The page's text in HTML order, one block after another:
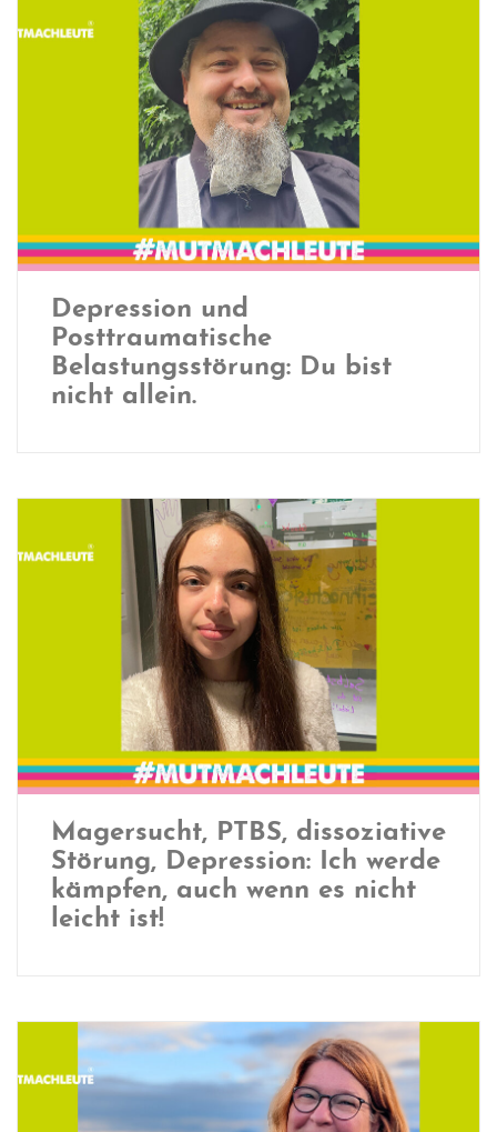
Depression und
Posttraumatische
Belastungsstörung: Du bist
nicht allein.
Magersucht, PTBS, dissoziative
Störung, Depression: Ich werde
kämpfen, auch wenn es nicht
leicht ist!